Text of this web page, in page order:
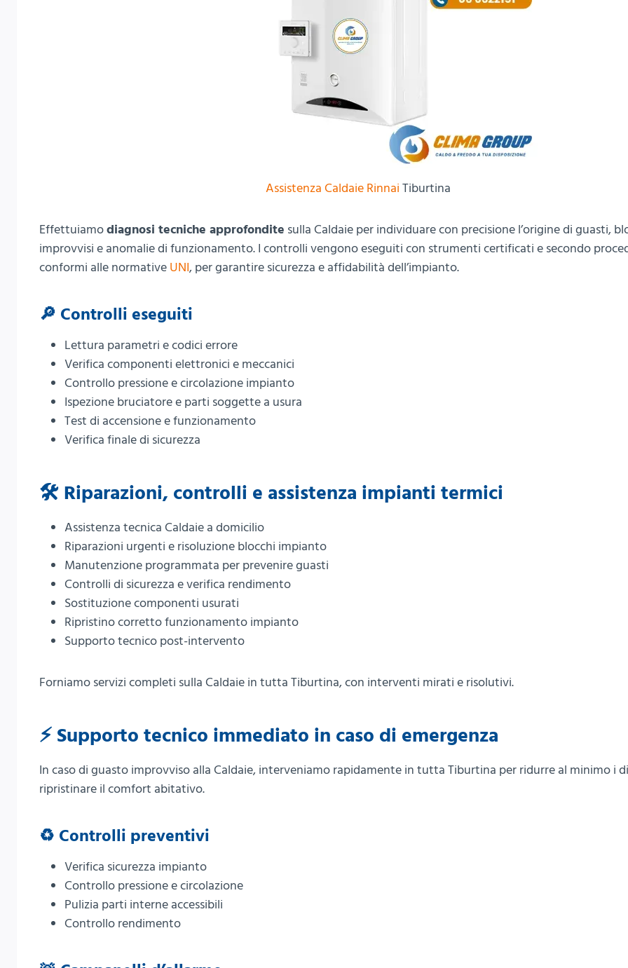
Assistenza Caldaie Rinnai Tiburtina
Effettuiamodiagnosi tecniche approfondite sulla Caldaie per individuare con precisione l’origine di guasti,
improvvisi e anomalie di funzionamento. I controlli vengono eseguiti con strumenti certificati e secondo
conformi alle normative UNI, per garantire sicurezza e affidabilità dell’impianto.
🔎 Controlli eseguiti
Lettura parametri e codici errore
Verifica componenti elettronici e meccanici
Controllo pressione e circolazione impianto
Ispezione bruciatore e parti soggette a usura
Test di accensione e funzionamento
Verifica finale di sicurezza
🛠️ Riparazioni, controlli e assistenza impianti termici
Assistenza tecnica Caldaie a domicilio
Riparazioni urgenti e risoluzione blocchi impianto
Manutenzione programmata per prevenire guasti
Controlli di sicurezza e verifica rendimento
Sostituzione componenti usurati
Ripristino corretto funzionamento impianto
Supporto tecnico post-intervento
Forniamo servizi completi sulla Caldaie in tutta Tiburtina, con interventi mirati e risolutivi.
⚡ Supporto tecnico immediato in caso di emergenza
In caso di guasto improvviso alla Caldaie, interveniamo rapidamente in tutta Tiburtina per ridurre al minimo i
ripristinare il comfort abitativo.
♻️ Controlli preventivi
Verifica sicurezza impianto
Controllo pressione e circolazione
Pulizia parti interne accessibili
Controllo rendimento